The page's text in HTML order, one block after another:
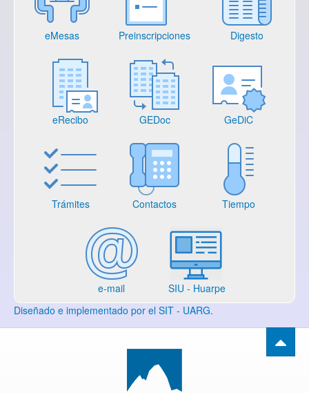
eMesas Preinscripciones Digesto
eRecibo GEDoc GeDiC
Trámites Contactos Tiempo
e-mail
SIU - Huarpe
Diseñado e implementado por el SIT - UARG.